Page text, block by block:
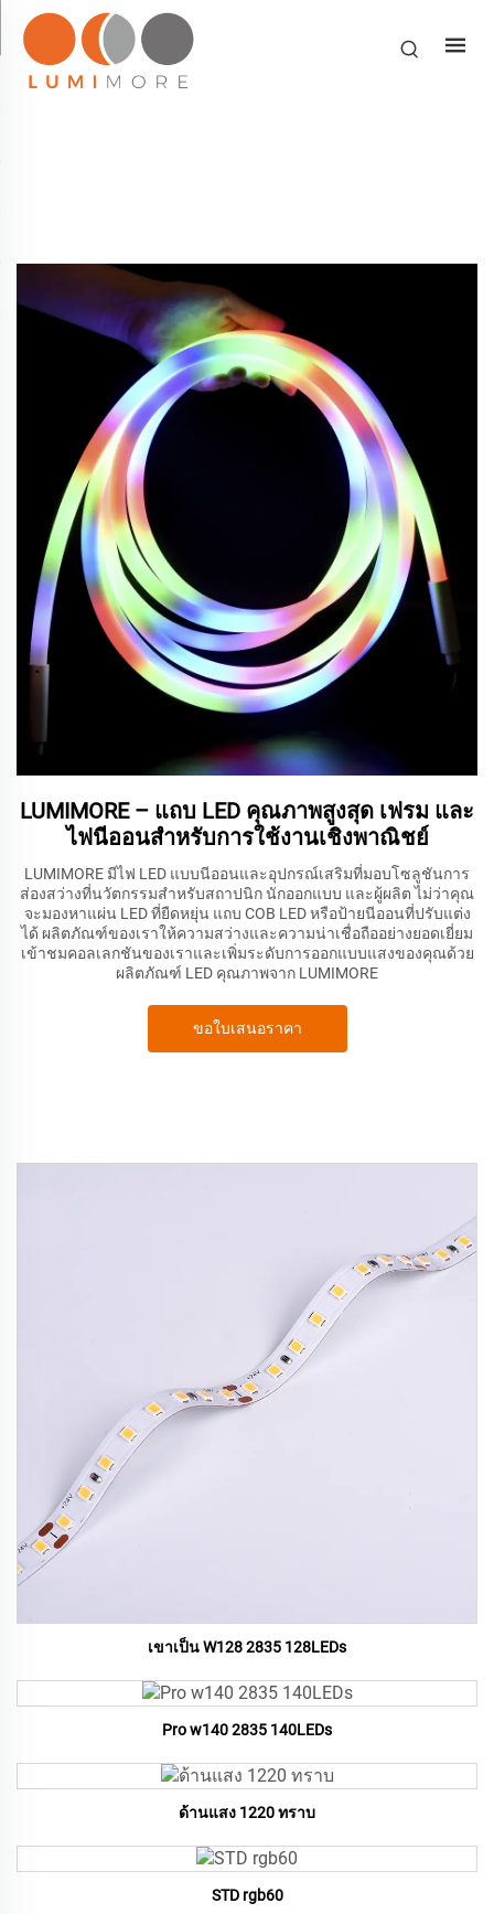
LUMIMORE – แถบ LED คุณภาพสูงสุด เฟรม และ
ไฟนีออนสำหรับการใช้งานเชิงพาณิชย์
LUMIMORE มีไฟ LED แบบนีออนและอุปกรณ์เสริมที่มอบโซลูชันการ
ส่องสว่างที่นวัตกรรมสำหรับสถาปนิก นักออกแบบ และผู้ผลิต ไม่ว่าคุณ
จะมองหาแผ่น LED ที่ยืดหยุ่น แถบ COB LED หรือป้ายนีออนที่ปรับแต่ง
ได้ ผลิตภัณฑ์ของเราให้ความสว่างและความน่าเชื่อถืออย่างยอดเยี่ยม
เข้าชมคอลเลกชันของเราและเพิ่มระดับการออกแบบแสงของคุณด้วย
ผลิตภัณฑ์ LED คุณภาพจาก LUMIMORE
ขอใบเสนอราคา
เขาเป็น W128 2835 128LEDs
Pro w140 2835 140LEDs
ด้านแสง 1220 ทราบ
STD rgb60